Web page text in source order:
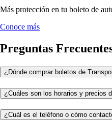
Más protección en tu boleto de
Conoce más
Preguntas
¿Dónde comprar boletos de
¿Cuáles son los horarios y precios
¿Cuál es el teléfono o cómo